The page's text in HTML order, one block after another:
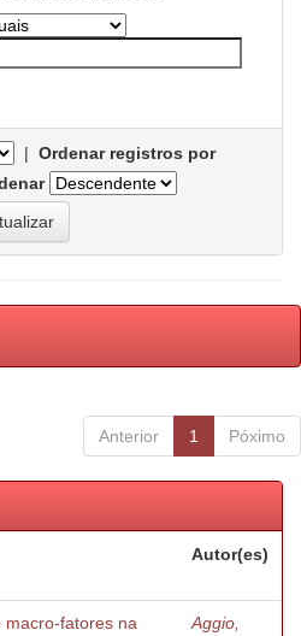
| Ordenar registros por
Anterior 1 Póximo
Autor(es)
macro-fatores na
Aggio,